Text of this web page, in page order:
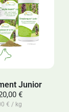
Junior
€
€ / kg